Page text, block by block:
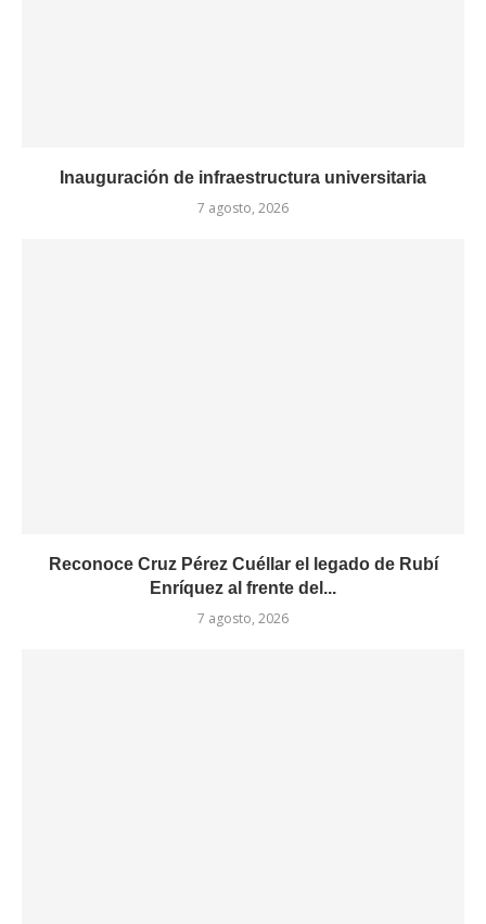
Inauguración de infraestructura universitaria
7 agosto, 2026
Reconoce Cruz Pérez Cuéllar el legado de Rubí
Enríquez al frente del...
7 agosto, 2026